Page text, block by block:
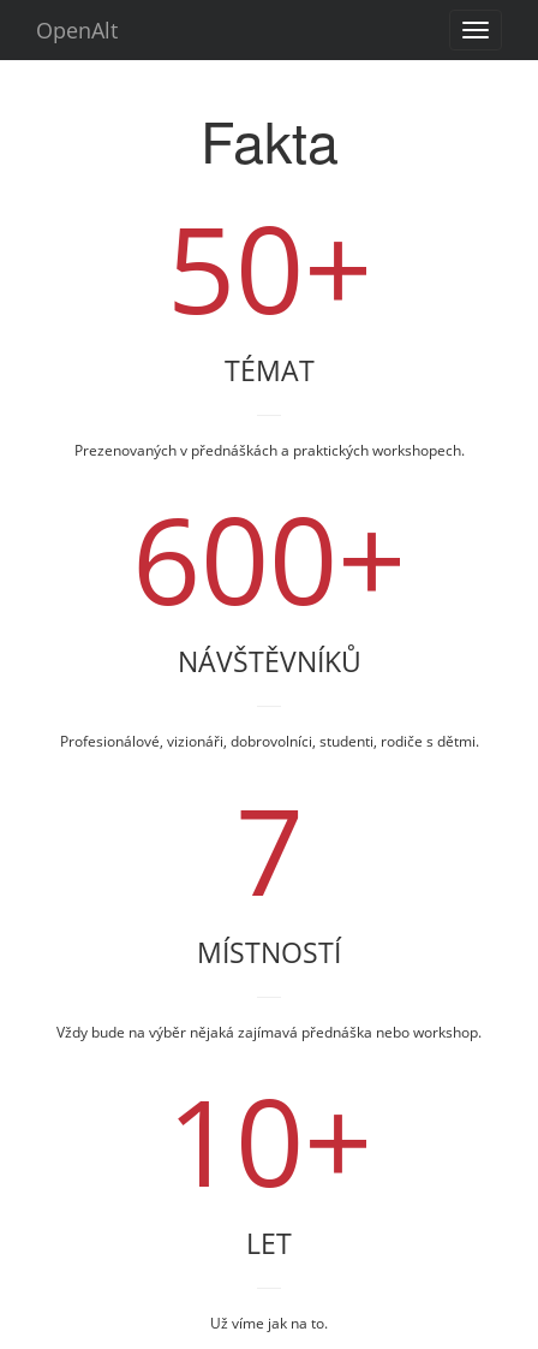
Toggle
OpenAlt
Fakta
50+
TÉMAT
Prezenovaných v přednáškách a praktických workshopech.
600+
NÁVŠTĚVNÍKŮ
Profesionálové, vizionáři, dobrovolníci, studenti, rodiče s dětmi.
7
MÍSTNOSTÍ
Vždy bude na výběr nějaká zajímavá přednáška nebo workshop.
10+
LET
Už víme jak na to.